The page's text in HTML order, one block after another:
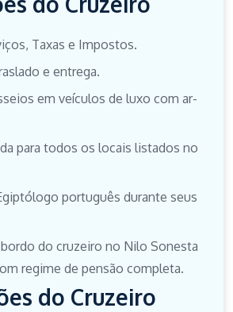
Taxas e Impostos.
e entrega.
em veículos de luxo com ar-
para todos os locais listados no
português durante seus
do cruzeiro no Nilo Sonesta
regime de pensão completa.
do Cruzeiro